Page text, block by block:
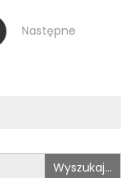
Następne